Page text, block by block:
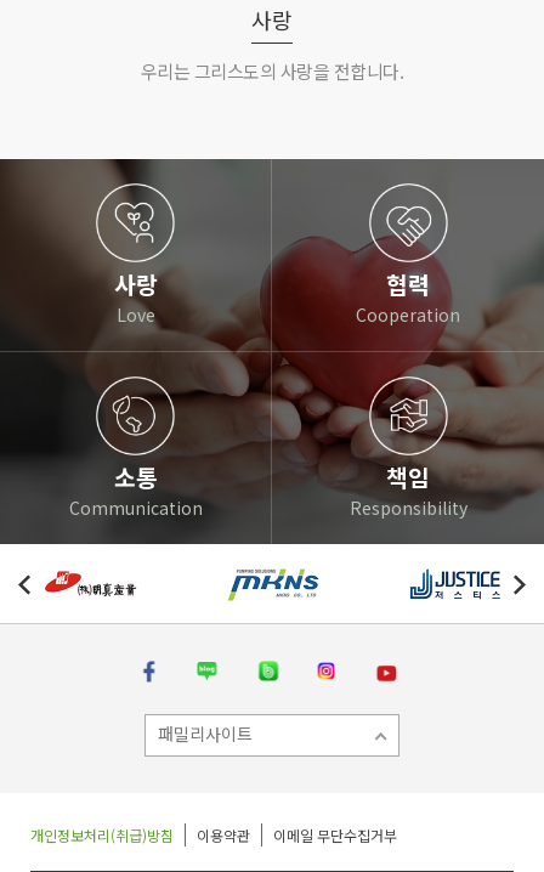
사랑
우리는 그리스도의 사랑을 전합니다.
사랑
Love
협력
Cooperation
소통
Communication
책임
Responsibility
패밀리사이트
개인정보처리(취급)방침 이용약관 이메일 무단수집거부